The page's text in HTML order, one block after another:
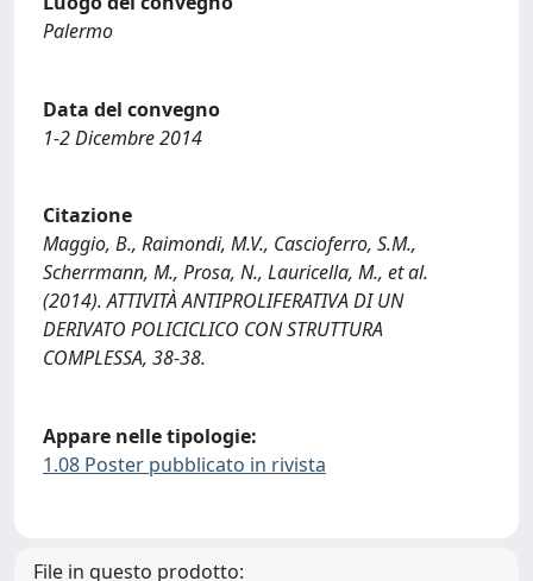
Palermo
Data del convegno
1-2 Dicembre 2014
Citazione
Maggio, B., Raimondi, M.V., Cascioferro, S.M.,
Scherrmann, M., Prosa, N., Lauricella, M., et al.
(2014). ATTIVITÀ ANTIPROLIFERATIVA DI UN
DERIVATO POLICICLICO CON STRUTTURA
COMPLESSA, 38-38.
Appare nelle tipologie:
1.08 Poster pubblicato in rivista
File in questo prodotto: